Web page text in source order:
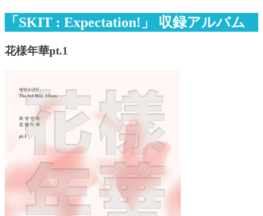
「SKIT : Expectation!」 収録アルバム
花様年華pt.1